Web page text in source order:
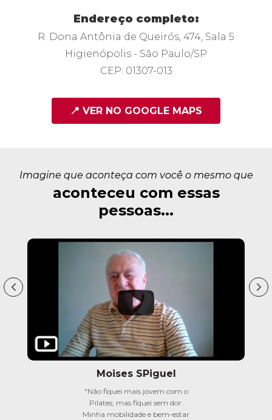
Endereço completo:
R. Dona Antônia de Queirós, 474, Sala 5
Higienópolis - São Paulo/SP
CEP: 01307-013
📍 VER NO GOOGLE MAPS
Imagine que aconteça com você o mesmo que
aconteceu com essas
pessoas...
Moises SPiguel
"Não fiquei mais jovem com o
Pilates, mas fiquei sem dor.
Minha mobilidade e bem-estar